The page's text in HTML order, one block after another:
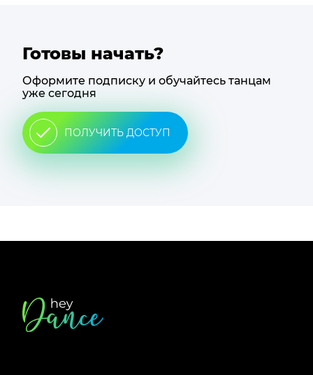
Готовы начать?
Оформите подписку и обучайтесь танцам
уже сегодня
ПОЛУЧИТЬ ДОСТУП
Футер
сайта